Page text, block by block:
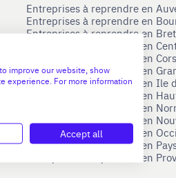
Entreprises à reprendre en
Entreprises à reprendre en
Entreprises à reprendre en
Entreprises à reprendre en
Entreprises à reprendre en
Entreprises à reprendre en
Entreprises à reprendre en Ile
Entreprises à reprendre en
Entreprises à reprendre en
Entreprises à reprendre en
Entreprises à reprendre en
Entreprises à reprendre en
Entreprises à reprendre en
improve our website, show
experience. For more information
Accept all